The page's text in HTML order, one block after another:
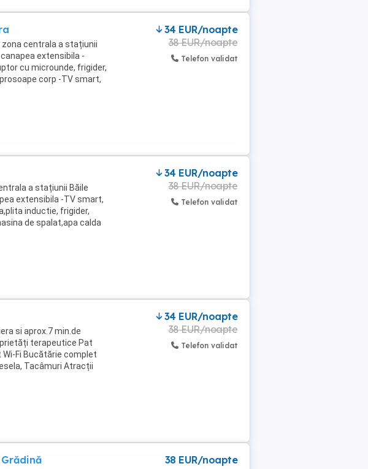
centrala a stațiunii
extensibila -
cu microunde, frigider,
corp -TV smart,
34 EUR/noapte
38 EUR/noapte
Telefon validat
a stațiunii Băile
extensibila -TV smart,
inductie, frigider,
de spalat,apa calda
34 EUR/noapte
38 EUR/noapte
Telefon validat
si aprox.7 min.de
terapeutice Pat
Fi Bucătărie complet
Tacâmuri Atracții
34 EUR/noapte
38 EUR/noapte
Telefon validat
38 EUR/noapte